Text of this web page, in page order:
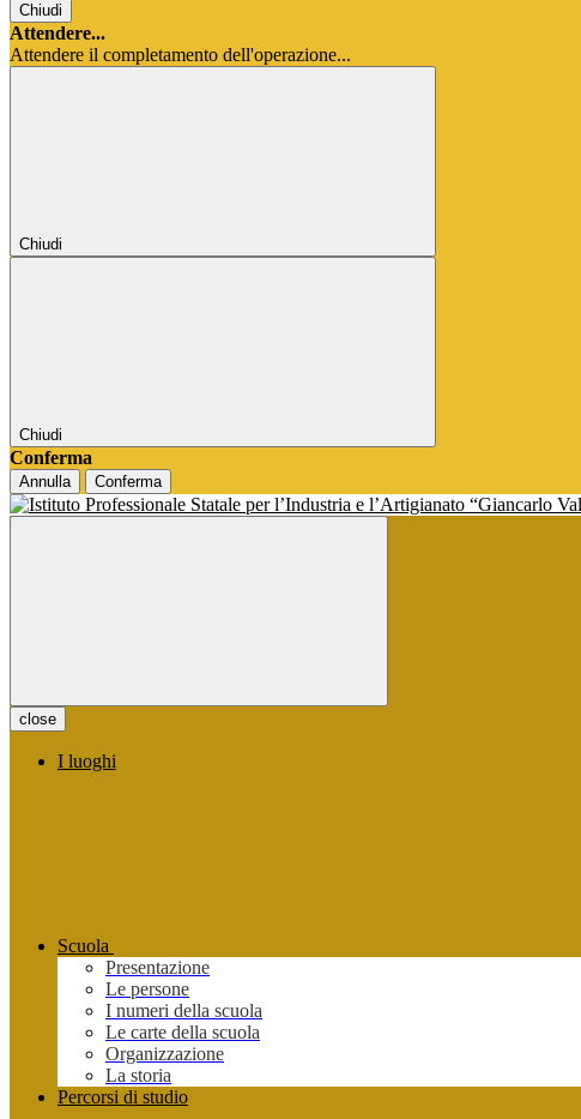
Chiudi
Attendere...
Attendere il completamento dell'operazione...
Chiudi
Chiudi
Conferma
Annulla Conferma
close
I luoghi
Scuola
Presentazione
Le persone
I numeri della scuola
Le carte della scuola
Organizzazione
La storia
Percorsi di studio